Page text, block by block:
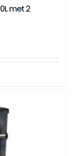
met 2